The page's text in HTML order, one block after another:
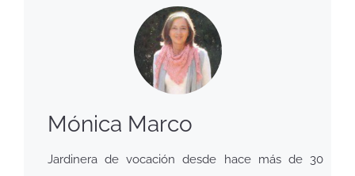
Mónica Marco
Jardinera de vocación desde hace más de 30